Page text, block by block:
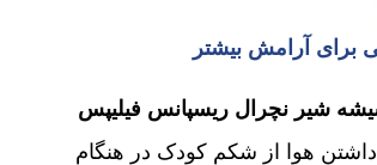
برای آرامش بیشتر
شیر نچرال ریسپانس فیلیپس
هوا از شکم کودک در هنگام